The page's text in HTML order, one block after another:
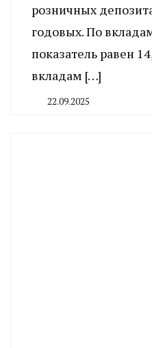
розничных
годовых. По
показатель равен
вкладам […]
22.09.2025